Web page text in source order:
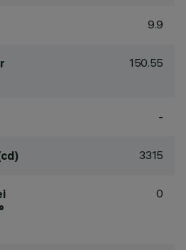
9.9
150.55
-
3315
0